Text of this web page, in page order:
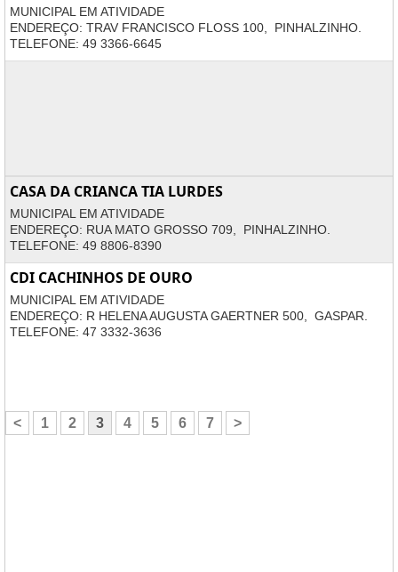
MUNICIPAL EM ATIVIDADE
ENDEREÇO: TRAV FRANCISCO FLOSS 100, PINHALZINHO.
TELEFONE: 49 3366-6645
CASA DA CRIANCA TIA LURDES
MUNICIPAL EM ATIVIDADE
ENDEREÇO: RUA MATO GROSSO 709, PINHALZINHO.
TELEFONE: 49 8806-8390
CDI CACHINHOS DE OURO
MUNICIPAL EM ATIVIDADE
ENDEREÇO: R HELENA AUGUSTA GAERTNER 500, GASPAR.
TELEFONE: 47 3332-3636
< 1 2 3 4 5 6 7 >